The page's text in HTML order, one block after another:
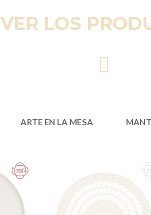
VER LOS
ARTE EN LA MESA